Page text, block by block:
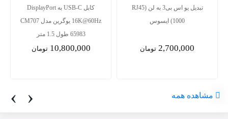
کابل USB-C به DisplayPort
16K@60Hz یوگرین مدل CM707
65983 طول 1.5 متر
10,800,000 تومان
تبدیل یو اس بی3 به لن RJ45)
1000) ایسوس
2,700,000 تومان
‹ › مشاهده همه